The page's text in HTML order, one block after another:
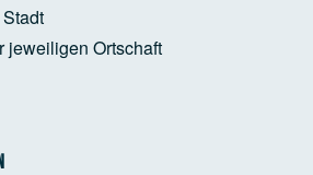
jeweiligen Ortschaft